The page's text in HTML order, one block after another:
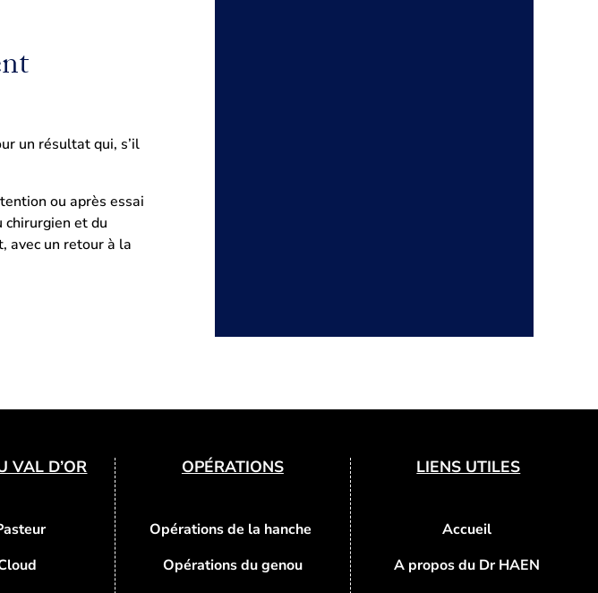
un résultat qui, s’il
ou après essai
chirurgien et du
avec un retour à la
VAL D’OR OPÉRATIONS
Opérations de la hanche
Opérations du genou
LIENS UTILES
Accueil
A propos du Dr HAEN